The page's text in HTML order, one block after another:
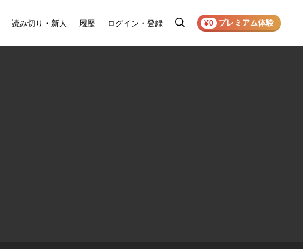
読み切り・新人 履歴 ログイン・登録
検
¥0 プレミアム体験